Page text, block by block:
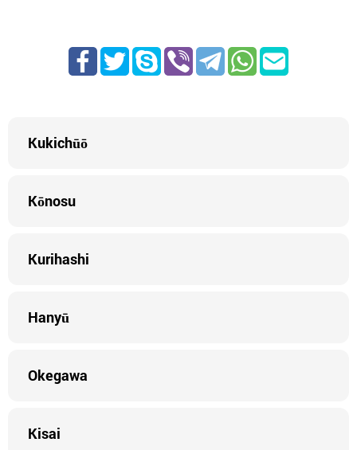
Kukichūō
Kōnosu
Kurihashi
Hanyū
Okegawa
Kisai